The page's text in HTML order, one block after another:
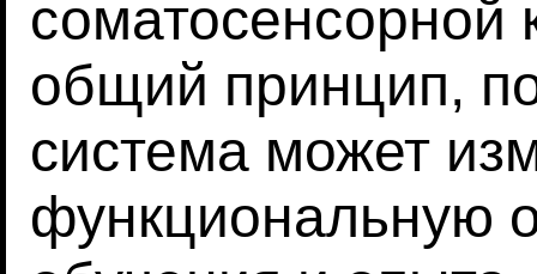
соматосенсорной
общий принцип,
система может
функциональную